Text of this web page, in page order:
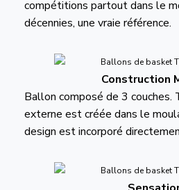
compétitions partout dans le
décennies, une vraie référence.
Construction
Ballon composé de 3 couches.
externe est créée dans le
design est incorporé